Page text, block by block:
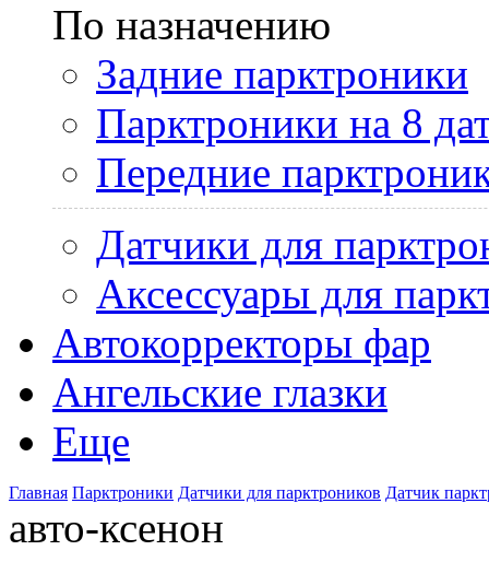
По назначению
Задние парктроники
Парктроники на 8
Передние
Датчики для
Аксессуары для
Автокорректоры фар
Ангельские глазки
Еще
Главная Парктроники Датчики для парктроников Датчик
авто-ксенон